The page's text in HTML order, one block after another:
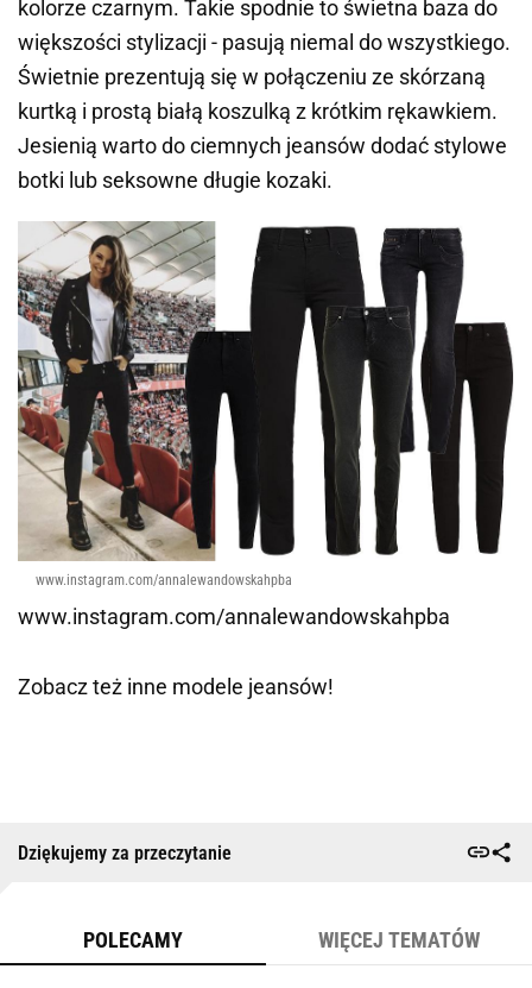
kolorze czarnym. Takie spodnie to świetna baza do
większości stylizacji - pasują niemal do wszystkiego.
Świetnie prezentują się w połączeniu ze skórzaną
kurtką i prostą białą koszulką z krótkim rękawkiem.
Jesienią warto do ciemnych jeansów dodać stylowe
botki lub seksowne długie kozaki.
www.instagram.com/annalewandowskahpba
www.instagram.com/annalewandowskahpba
Zobacz też inne modele jeansów!
Dziękujemy za przeczytanie
POLECAMY WIĘCEJ TEMATÓW